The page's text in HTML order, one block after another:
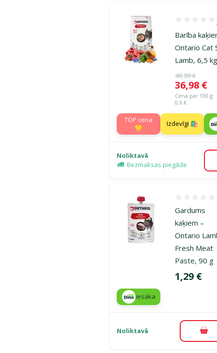
Barība
Ontario Cat
Lamb, 6,5
Oriģinālā
49,99 €
Cena
36,98 €
Cena par 100 g:
0,6 €
TOP cena
💛
Izdevīgi 🛍️
Noliktavā
Bezmaksas piegāde
Gardums
kaķiem –
Ontario
Fresh Meat
Paste, 90 g
Cena
1,29 €
iesaka
Noliktavā